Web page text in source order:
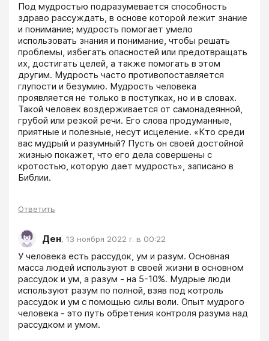
Под мудростью подразумевается способность
здраво рассуждать, в основе которой лежит знание
и понимание; мудрость помогает умело
использовать знания и понимание, чтобы решать
проблемы, избегать опасностей или предотвращать
их, достигать целей, а также помогать в этом
другим. Мудрость часто противопоставляется
глупости и безумию. Мудрость человека
проявляется не только в поступках, но и в словах.
Такой человек воздерживается от самонадеянной,
грубой или резкой речи. Его слова продуманные,
приятные и полезные, несут исцеление. «Кто среди
вас мудрый и разумный? Пусть он своей достойной
жизнью покажет, что его дела совершены с
кротостью, которую дает мудрость», записано в
Библии.
Ответить
Ден, 13 ноября 2022 г. в 00:22
У человека есть рассудок, ум и разум. Основная
масса людей используют в своей жизни в основном
рассудок и ум, а разум - на 5-10%. Мудрые люди
используют разум по полной, взяв под котроль
рассудок и ум с помощью силы воли. Опыт мудрого
человека - это путь обретения контроля разума над
рассудком и умом.